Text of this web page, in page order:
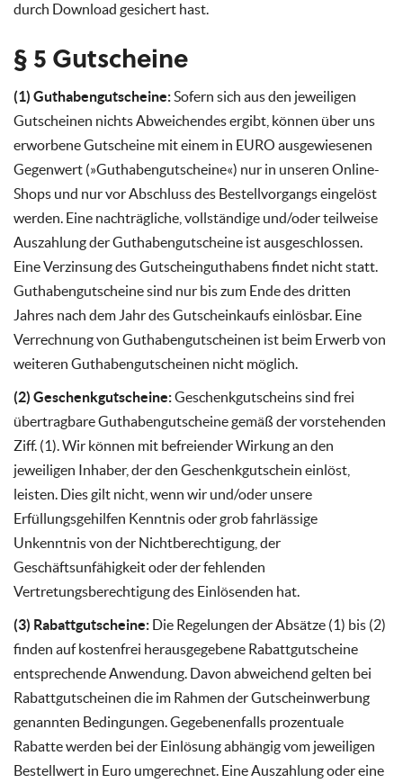
durch Download gesichert hast.
§ 5 Gutscheine
(1) Guthabengutscheine:Sofern sich aus den jeweiligen
Gutscheinen nichts Abweichendes ergibt, können über uns
erworbene Gutscheine mit einem in EURO ausgewiesenen
Gegenwert (»Guthabengutscheine«) nur in unseren Online-
Shops und nur vor Abschluss des Bestellvorgangs eingelöst
werden. Eine nachträgliche, vollständige und/oder teilweise
Auszahlung der Guthabengutscheine ist ausgeschlossen.
Eine Verzinsung des Gutscheinguthabens findet nicht statt.
Guthabengutscheine sind nur bis zum Ende des dritten
Jahres nach dem Jahr des Gutscheinkaufs einlösbar. Eine
Verrechnung von Guthabengutscheinen ist beim Erwerb von
weiteren Guthabengutscheinen nicht möglich.
(2) Geschenkgutscheine:Geschenkgutscheins sind frei
übertragbare Guthabengutscheine gemäß der vorstehenden
Ziff. (1). Wir können mit befreiender Wirkung an den
jeweiligen Inhaber, der den Geschenkgutschein einlöst,
leisten. Dies gilt nicht, wenn wir und/oder unsere
Erfüllungsgehilfen Kenntnis oder grob fahrlässige
Unkenntnis von der Nichtberechtigung, der
Geschäftsunfähigkeit oder der fehlenden
Vertretungsberechtigung des Einlösenden hat.
(3) Rabattgutscheine: Die Regelungen der Absätze (1) bis (2)
finden auf kostenfrei herausgegebene Rabattgutscheine
entsprechende Anwendung. Davon abweichend gelten bei
Rabattgutscheinen die im Rahmen der Gutscheinwerbung
genannten Bedingungen. Gegebenenfalls prozentuale
Rabatte werden bei der Einlösung abhängig vom jeweiligen
Bestellwert in Euro umgerechnet. Eine Auszahlung oder eine